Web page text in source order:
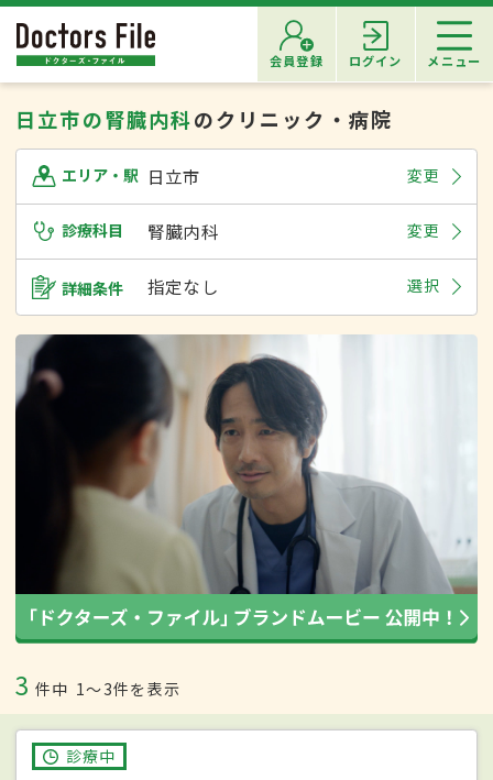
会員登録 ログイン メニュー
日立市の腎臓内科のクリニック・病院
エリア・駅 日立市 変更
診療科目 腎臓内科 変更
詳細条件 指定なし 選択
3 件中 1〜3件を表示
診療中